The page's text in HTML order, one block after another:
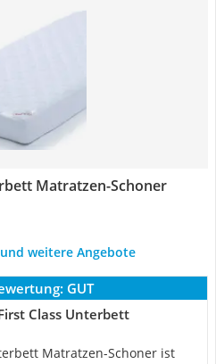
Matratzen-Schoner
weitere Angebote
GUT
Class Unterbett
Matratzen-Schoner ist